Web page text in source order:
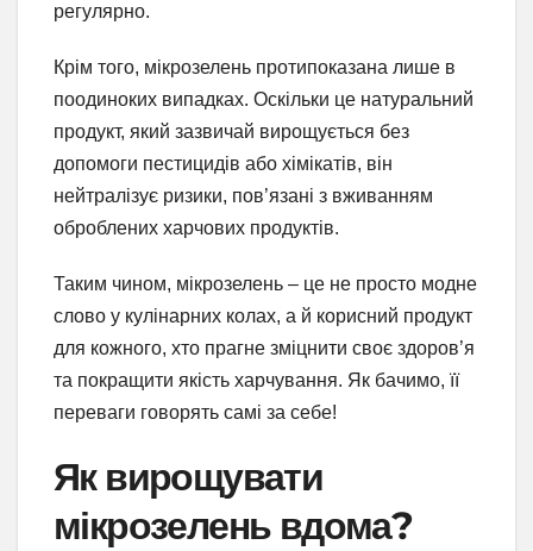
регулярно.
Крім того, мікрозелень протипоказана лише в
поодиноких випадках. Оскільки це натуральний
продукт, який зазвичай вирощується без
допомоги пестицидів або хімікатів, він
нейтралізує ризики, пов’язані з вживанням
оброблених харчових продуктів.
Таким чином, мікрозелень – це не просто модне
слово у кулінарних колах, а й корисний продукт
для кожного, хто прагне зміцнити своє здоров’я
та покращити якість харчування. Як бачимо, її
переваги говорять самі за себе!
Як вирощувати
мікрозелень вдома?